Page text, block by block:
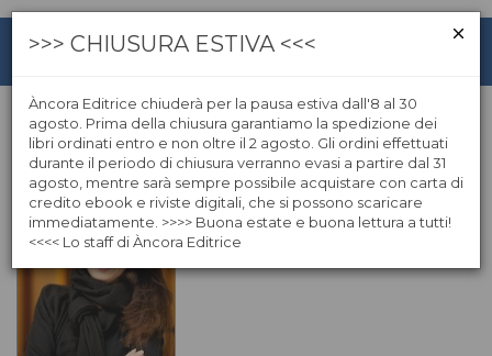
Kimiko
>>> CHIUSURA ESTIVA <<<
Àncora Editrice chiuderà per la pausa estiva dall'8 al 30
agosto. Prima della chiusura garantiamo la spedizione dei
libri ordinati entro e non oltre il 2 agosto. Gli ordini effettuati
durante il periodo di chiusura verranno evasi a partire dal 31
agosto, mentre sarà sempre possibile acquistare con carta di
credito ebook e riviste digitali, che si possono scaricare
immediatamente. >>>> Buona estate e buona lettura a tutti!
<<<< Lo staff di Àncora Editrice